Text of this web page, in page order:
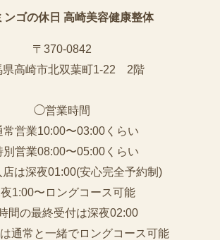
ンゴの休日 高崎美容健康整体
〒370-0842
県高崎市北双葉町1-22 2階
◯営業時間
常営業10:00〜03:00くらい
別営業08:00〜05:00くらい
は深夜01:00(安心完全予約制)
1:00〜ロングコース可能
間の最終受付は深夜02:00
通常と一緒でロングコース可能